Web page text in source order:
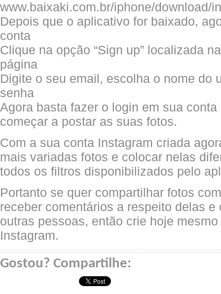
www.baixaki.com.br/iphone/download/
Depois que o aplicativo for baixado,
conta
Clique na opção “Sign up” localizada
página
Digite o seu email, escolha o nome do
senha
Agora basta fazer o login em sua
começar a postar as suas fotos.
Com a sua conta Instagram criada
mais variadas fotos e colocar nelas
todos os filtros disponibilizados pelo
Portanto se quer compartilhar fotos
receber comentários a respeito delas e
outras pessoas, então crie hoje
Instagram.
Gostou? Compartilhe: